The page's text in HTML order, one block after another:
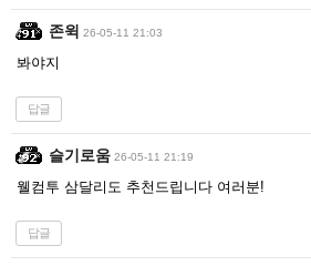
존윅 26-05-11 21:03
봐야지
답글
슬기로움 26-05-11 21:19
웰컴투 삼달리도 추천드립니다 여러분!
답글